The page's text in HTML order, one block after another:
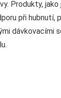
Produkty,
při hubnutí,
dávkovacími